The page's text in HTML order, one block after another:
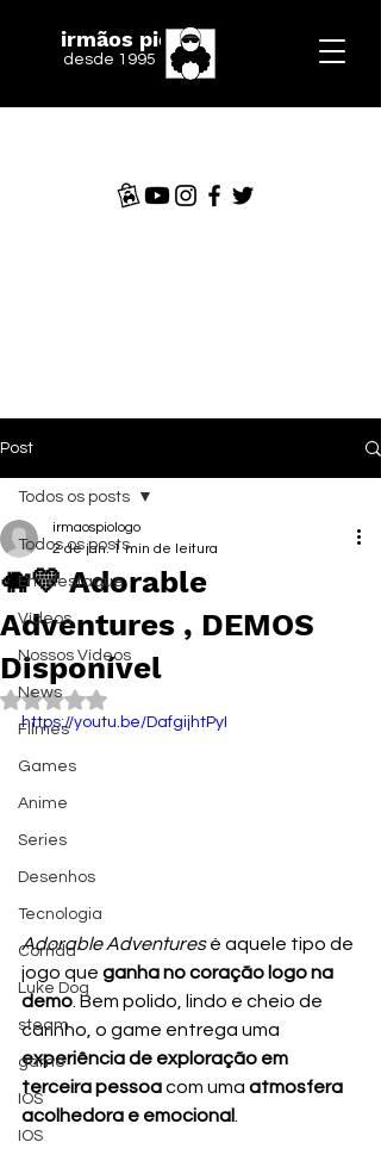
irmãos piologo
desde 1995
Post
Todos os posts
Em destaque
Vídeos
Nossos Vídeos
News
Filmes
Games
Anime
Series
Desenhos
Tecnologia
Corrida
Luke Dog
steam
game
IOS
IOS
Todos os posts
🐗💛 Adorable
Adventures , DEMOS
Disponível
irmaospiologo
2 de jan. 1 min de leitura
Avaliado com NaN de 5 estrelas.
https://youtu.be/DafgijhtPyI
Adorable Adventures é aquele tipo de
jogo que ganha no coração logo na
demo . Bem polido, lindo e cheio de
carinho, o game entrega uma
experiência de exploração em
terceira pessoa com uma atmosfera
acolhedora e emocional